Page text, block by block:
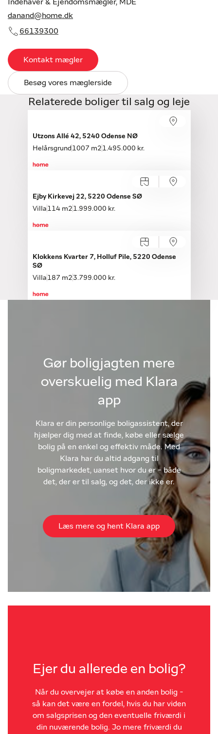
Indehaver & Ejendomsmægler, MDE
danand@home.dk
66139300
Kontakt mægler
Besøg vores mæglerside
Relaterede boliger til salg og leje
Utzons Allé 42, 5240 Odense NØ
Helårsgrund 1007 m2 1.495.000 kr.
Mandag 10.08, kl. 15.45-16.15
Ejby Kirkevej 22, 5220 Odense SØ
Villa 114 m2 1.999.000 kr.
Klokkens Kvarter 7, Holluf Pile, 5220 Odense
SØ
Villa 187 m2 3.799.000 kr.
Gør boligjagten mere
overskuelig med Klara
app
Klara er din personlige boligassistent, der
hjælper dig med at finde, købe eller sælge
bolig på en enkel og effektiv måde. Med
Klara har du altid adgang til
boligmarkedet, uanset hvor du er - både
det, der er til salg, og det, der ikke er.
Læs mere og hent Klara app
Ejer du allerede en bolig?
Når du overvejer at købe en anden bolig -
så kan det være en fordel, hvis du har viden
om salgsprisen og den eventuelle friværdi i
din nuværende bolig. Jo mere friværdi du